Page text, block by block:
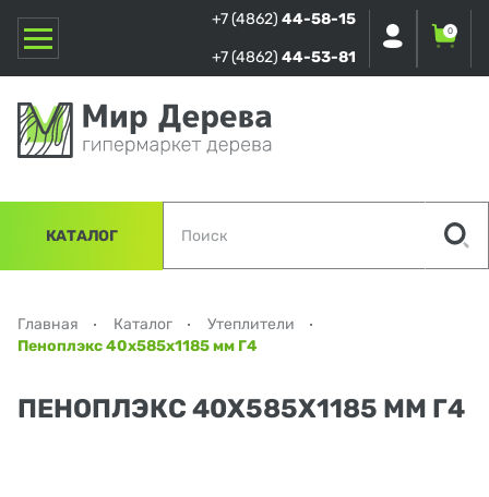
+7 (4862) 44-58-15
+7 (4862) 44-53-81
0
КАТАЛОГ
Главная Каталог
Утеплители
Пеноплэкс 40х585х1185 мм Г4
ПЕНОПЛЭКС 40Х585Х1185 ММ Г4